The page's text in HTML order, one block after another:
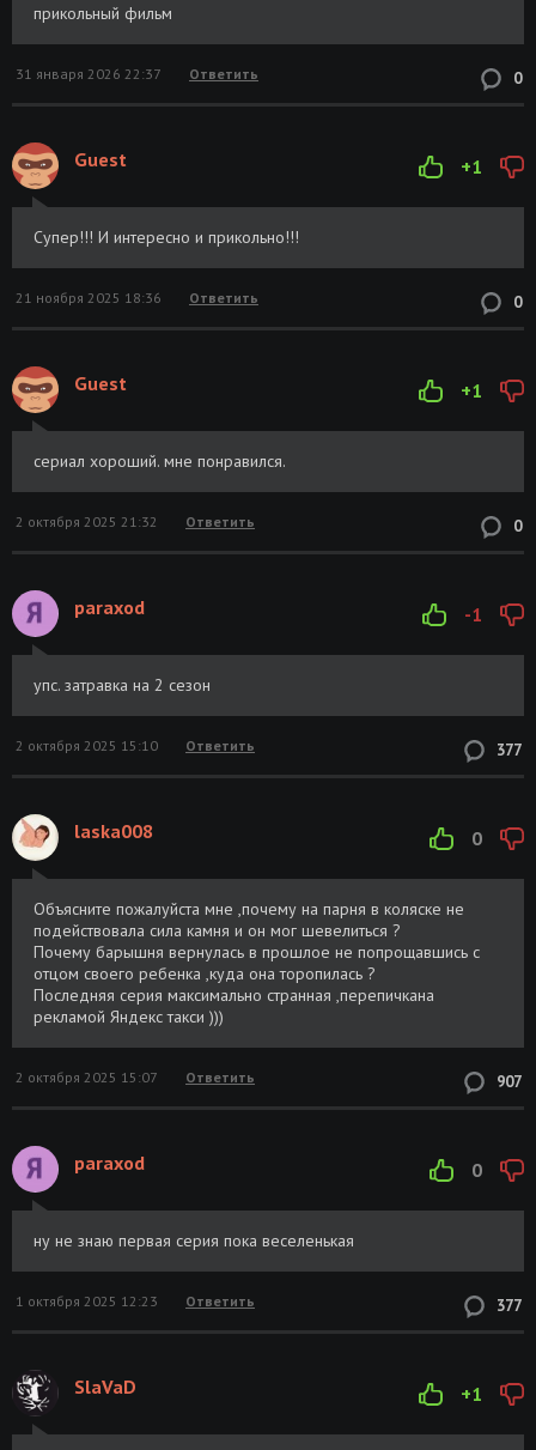
прикольный фильм
0
31 января 2026 22:37 Ответить
+1
Guest
Супер!!! И интересно и прикольно!!!
0
21 ноября 2025 18:36 Ответить
+1
Guest
сериал хороший. мне понравился.
0
2 октября 2025 21:32 Ответить
-1
paraxod
упс. затравка на 2 сезон
377
2 октября 2025 15:10 Ответить
0
laska008
Объясните пожалуйста мне ,почему на парня в коляске не
подействовала сила камня и он мог шевелиться ?
Почему барышня вернулась в прошлое не попрощавшись с
отцом своего ребенка ,куда она торопилась ?
Последняя серия максимально странная ,перепичкана
рекламой Яндекс такси )))
907
2 октября 2025 15:07 Ответить
0
paraxod
ну не знаю первая серия пока веселенькая
377
1 октября 2025 12:23 Ответить
+1
SlaVaD